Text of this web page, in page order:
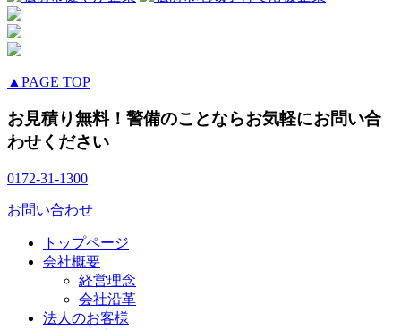
▲PAGE TOP
お見積り無料！警備のことならお気軽にお問い合
わせください
0172-31-1300
お問い合わせ
トップページ
会社概要
経営理念
会社沿革
法人のお客様